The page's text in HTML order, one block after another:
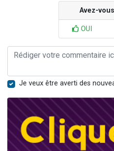
Avez-
OUI
Je veux être averti des